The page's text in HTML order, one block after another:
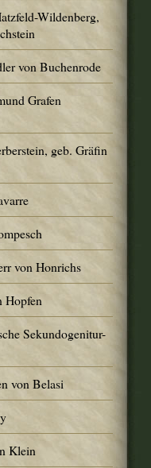
Wildenberg,
von Buchenrode
Grafen
geb. Gräfin
von Honrichs
Hopfen
Sekundogenitur-
von Belasi
Klein